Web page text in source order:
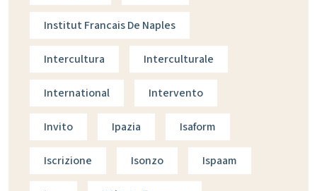
Institut Francais De Naples
Intercultura Interculturale
International Intervento
Invito Ipazia Isaform
Iscrizione Isonzo Ispaam